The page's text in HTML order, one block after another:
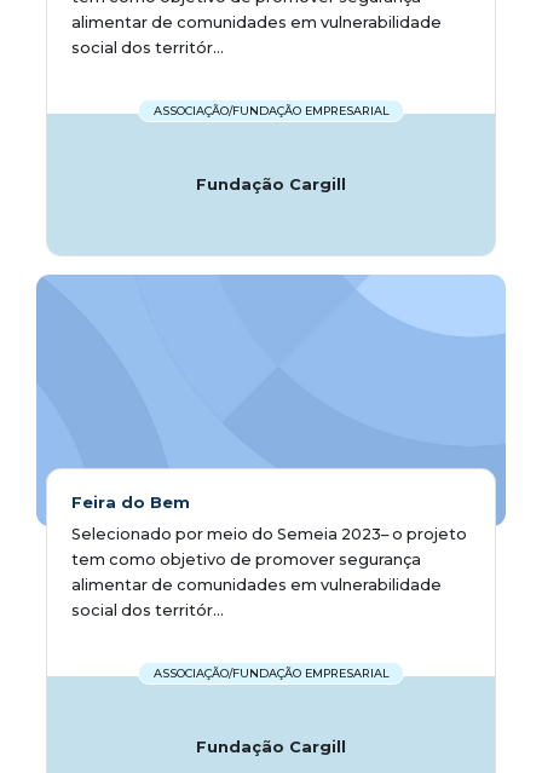
alimentar de comunidades em vulnerabilidade
social dos territór...
ASSOCIAÇÃO/FUNDAÇÃO EMPRESARIAL
Fundação Cargill
Feira do Bem
Selecionado por meio do Semeia 2023– o projeto
tem como objetivo de promover segurança
alimentar de comunidades em vulnerabilidade
social dos territór...
ASSOCIAÇÃO/FUNDAÇÃO EMPRESARIAL
Fundação Cargill